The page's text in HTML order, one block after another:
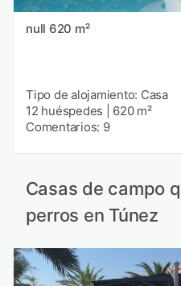
null 620 m²
Tipo de alojamiento: Casa
12 huéspedes
620 m²
Comentarios: 9
Casas de campo
perros en Túnez